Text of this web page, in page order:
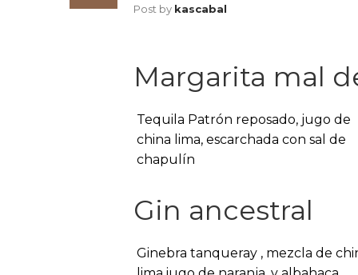
Post by kascabal
Margarita mal
Tequila Patrón reposado, jugo de
china lima, escarchada con sal de
chapulín
Gin ancestral
Ginebra tanqueray , mezcla de